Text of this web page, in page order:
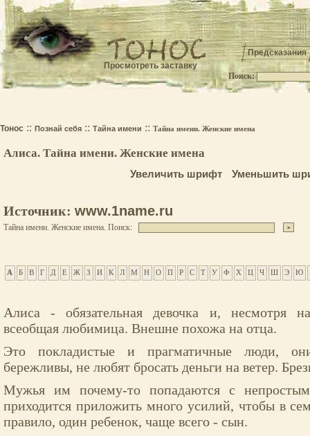
Предсказания
Поиск:
Тонос :: Познай себя :: Тайна имени :: Тайна имени. Женские имена
Алиса. Тайна имени. Женские имена
Увеличить шрифт Уменьшить
Источник: www.1name.ru
Тайна имени. Женские имена. Поиск:
А Б В Г Д Е Ж З И К Л М Н О П Р С Т У Ф Х Ц Ч Ш Э Ю
Алиса - обязательная девочка и, несмотря
всеобщая любимица. Внешне похожа на отца.
Это покладистые и прагматичные люди,
бережливы, не любят бросать деньги на ветер.
Мужья им почему-то попадаются с
приходится приложить много усилий, чтобы в
правило, один ребенок, чаще всего - сын.
Просмотреть заставку